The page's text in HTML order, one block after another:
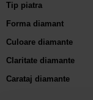
Tip piatra
Forma diamant
Culoare diamante
Claritate diamante
Carataj diamante